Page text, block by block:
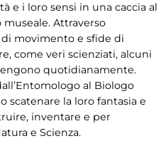
e i loro sensi in una caccia al
Attraverso
movimento e sfide di
come veri scienziati, alcuni
quotidianamente.
al Biologo
scatenare la loro fantasia e
inventare e per
e Scienza.